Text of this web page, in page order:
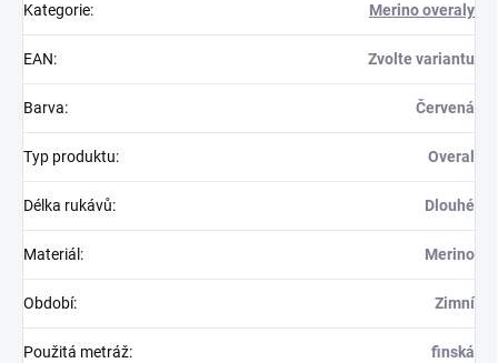
Kategorie: Merino overaly
EAN: Zvolte variantu
Barva: Červená
Typ produktu: Overal
Délka rukávů: Dlouhé
Materiál : Merino
Období: Zimní
Použitá metráž: finská